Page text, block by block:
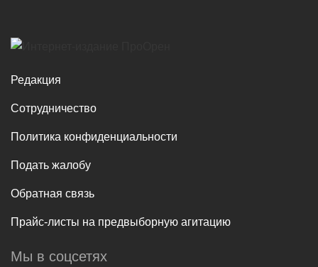
Редакция
Сотрудничество
Политика конфиденциальности
Подать жалобу
Обратная связь
Прайс-листы на предвыборную агитацию
Мы в соцсетях